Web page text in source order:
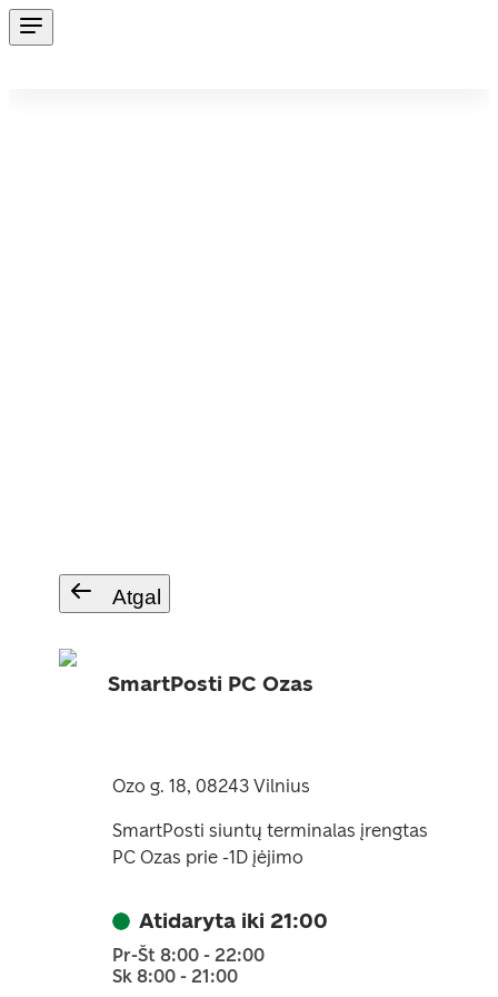
Atgal
SmartPosti PC Ozas
Ozo g. 18, 08243 Vilnius
SmartPosti siuntų terminalas įrengtas
PC Ozas prie -1D įėjimo
Atidaryta iki 21:00
Pr-Št 8:00 - 22:00
Sk 8:00 - 21:00